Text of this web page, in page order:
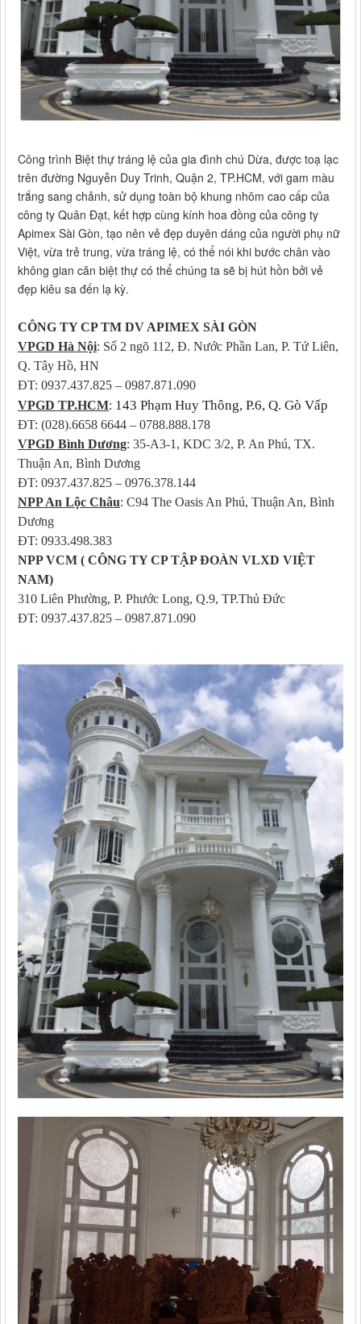
Công trình Biệt thự tráng lệ của gia đình chú Dừa, được toạ lạc
trên đường Nguyễn Duy Trinh, Quận 2, TP.HCM, với gam màu
trắng sang chảnh, sử dụng toàn bộ khung nhôm cao cấp của
công ty Quân Đạt, kết hợp cùng kính hoa đồng của công ty
Apimex Sài Gòn, tạo nên vẻ đẹp duyên dáng của người phụ nữ
Việt, vừa trẻ trung, vừa tráng lệ, có thể nói khi bước chân vào
không gian căn biệt thự có thể chúng ta sẽ bị hút hồn bởi vẻ
đẹp kiêu sa đến lạ kỳ.
CÔNG TY CP TM DV APIMEX SÀI GÒN
VPGD Hà Nội: Số 2 ngõ 112, Đ. Nước Phần Lan, P. Tứ Liên,
Q. Tây Hồ, HN
ĐT: 0937.437.825 – 0987.871.090
VPGD TP.HCM: 143 Phạm Huy Thông, P.6, Q. Gò Vấp
ĐT: (028).6658 6644 – 0788.888.178
VPGD Bình Dương: 35-A3-1, KDC 3/2, P. An Phú, TX.
Thuận An, Bình Dương
ĐT: 0937.437.825 – 0976.378.144
NPP An Lộc Châu: C94 The Oasis An Phú, Thuận An, Bình
Dương
ĐT: 0933.498.383
NPP VCM ( CÔNG TY CP TẬP ĐOÀN VLXD VIỆT
NAM)
310 Liên Phường, P. Phước Long, Q.9, TP.Thủ Đức
ĐT: 0937.437.825 – 0987.871.090